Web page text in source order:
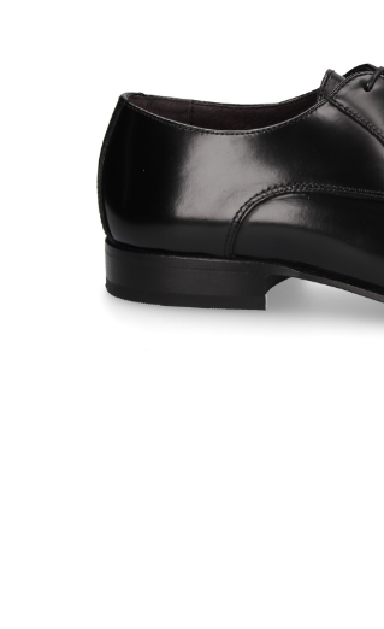
SERGIO SERRANO
INGLES CUERO PELLE